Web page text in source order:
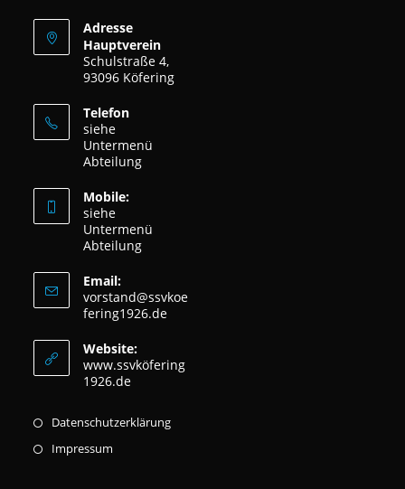
Adresse
Hauptverein
Schulstraße 4,
93096 Köfering
Telefon
siehe
Untermenü
Abteilung
Mobile:
siehe
Untermenü
Abteilung
Email:
vorstand@ssvkoe
fering1926.de
Website:
www.ssvköfering
1926.de
Datenschutzerklärung
Impressum